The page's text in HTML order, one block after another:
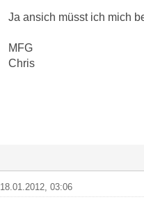
Ja ansich müsst ich mich
MFG
Chris
18.01.2012, 03:06